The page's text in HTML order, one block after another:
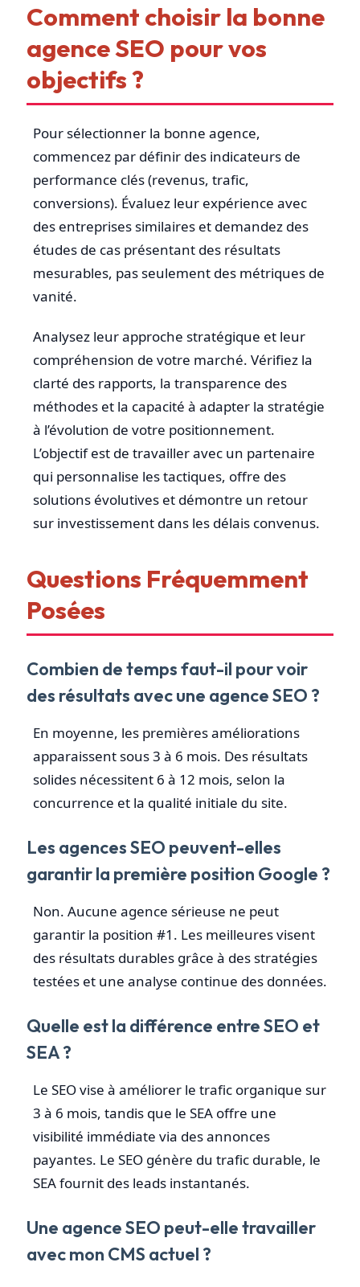
Comment choisir la bonne
agence SEO pour vos
objectifs ?
Pour sélectionner la bonne agence,
commencez par définir des indicateurs de
performance clés (revenus, trafic,
conversions). Évaluez leur expérience avec
des entreprises similaires et demandez des
études de cas présentant des résultats
mesurables, pas seulement des métriques de
vanité.
Analysez leur approche stratégique et leur
compréhension de votre marché. Vérifiez la
clarté des rapports, la transparence des
méthodes et la capacité à adapter la stratégie
à l’évolution de votre positionnement.
L’objectif est de travailler avec un partenaire
qui personnalise les tactiques, offre des
solutions évolutives et démontre un retour
sur investissement dans les délais convenus.
Questions Fréquemment
Posées
Combien de temps faut-il pour voir
des résultats avec une agence SEO ?
En moyenne, les premières améliorations
apparaissent sous 3 à 6 mois. Des résultats
solides nécessitent 6 à 12 mois, selon la
concurrence et la qualité initiale du site.
Les agences SEO peuvent-elles
garantir la première position Google ?
Non. Aucune agence sérieuse ne peut
garantir la position #1. Les meilleures visent
des résultats durables grâce à des stratégies
testées et une analyse continue des données.
Quelle est la différence entre SEO et
SEA ?
Le SEO vise à améliorer le trafic organique sur
3 à 6 mois, tandis que le SEA offre une
visibilité immédiate via des annonces
payantes. Le SEO génère du trafic durable, le
SEA fournit des leads instantanés.
Une agence SEO peut-elle travailler
avec mon CMS actuel ?